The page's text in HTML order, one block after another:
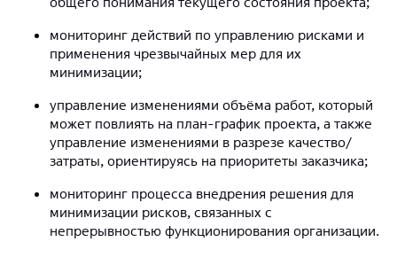
мониторинг действий по управлению рисками и
применения чрезвычайных мер для их
минимизации;
управление изменениями объёма работ, который
может повлиять на план-график проекта, а также
управление изменениями в разрезе качество/
затраты, ориентируясь на приоритеты заказчика;
мониторинг процесса внедрения решения для
минимизации рисков, связанных с
непрерывностью функционирования организации.